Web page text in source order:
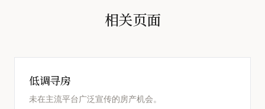
相关页面
低调寻房
未在主流平台广泛宣传的房产机会。